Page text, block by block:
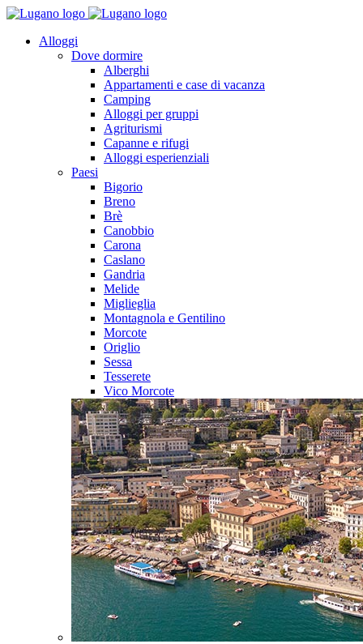
Alloggi
Dove dormire
Alberghi
Appartamenti e case di vacanza
Camping
Alloggi per gruppi
Agriturismi
Capanne e rifugi
Alloggi esperienziali
Paesi
Bigorio
Breno
Brè
Canobbio
Carona
Caslano
Gandria
Melide
Miglieglia
Montagnola e Gentilino
Morcote
Origlio
Sessa
Tesserete
Vico Morcote